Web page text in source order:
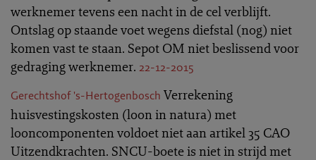
werknemer tevens een nacht in de cel verblijft.
Ontslag op staande voet wegens diefstal (nog) niet
komen vast te staan. Sepot OM niet beslissend voor
gedraging werknemer. 22-12-2015
Gerechtshof 's-Hertogenbosch Verrekening
huisvestingskosten (loon in natura) met
looncomponenten voldoet niet aan artikel 35 CAO
Uitzendkrachten. SNCU-boete is niet in strijd met